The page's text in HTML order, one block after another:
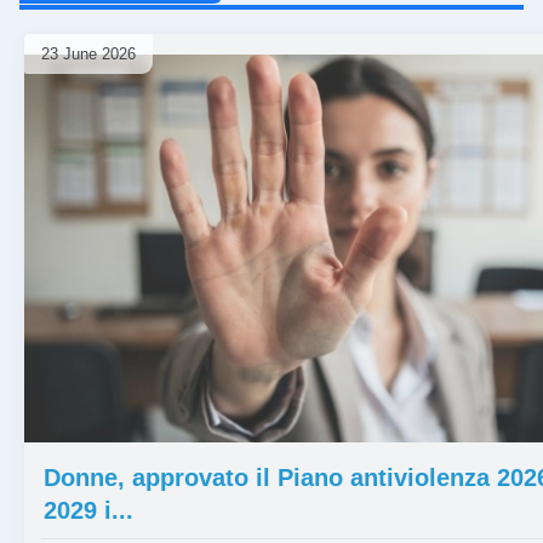
Alimentazione ladysilvia Alimentazione
23 June 2026
⏰ 1 mese
Donne, approvato il Piano antiviolenza
2029 i...